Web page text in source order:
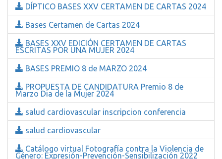
DÍPTICO BASES XXV CERTAMEN DE CARTAS 2024
Bases Certamen de Cartas 2024
BASES XXV EDICIÓN CERTAMEN DE CARTAS
ESCRITAS POR UNA MUJER 2024
BASES PREMIO 8 de MARZO 2024
PROPUESTA DE CANDIDATURA Premio 8 de
Marzo Dia de la Mujer 2024
salud cardiovascular inscripcion conferencia
salud cardiovascular
Catálogo virtual Fotografía contra la Violencia de
Género: Expresión-Prevención-Sensibilización 2022